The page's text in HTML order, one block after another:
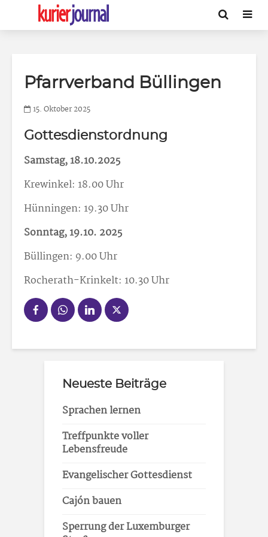
Pfarrverband Büllingen
15. Oktober 2025
Gottesdienstordnung
Samstag, 18.10.2025
Krewinkel: 18.00 Uhr
Hünningen: 19.30 Uhr
Sonntag, 19.10. 2025
Büllingen: 9.00 Uhr
Rocherath-Krinkelt: 10.30 Uhr
Neueste Beiträge
Sprachen lernen
Treffpunkte voller
Lebensfreude
Evangelischer Gottesdienst
Cajón bauen
Sperrung der Luxemburger